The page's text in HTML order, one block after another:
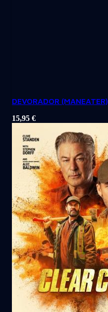
DEVORADOR (MANEATER)
15,95 €